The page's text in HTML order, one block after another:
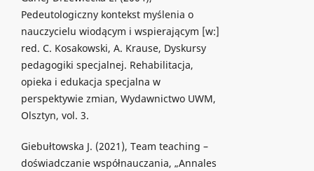
Pedeutologiczny kontekst myślenia o
nauczycielu wiodącym i wspierającym [w:]
red. C. Kosakowski, A. Krause, Dyskursy
pedagogiki specjalnej. Rehabilitacja,
opieka i edukacja specjalna w
perspektywie zmian, Wydawnictwo UWM,
Olsztyn, vol. 3.
Giebułtowska J. (2021), Team teaching –
doświadczanie współnauczania, „Annales